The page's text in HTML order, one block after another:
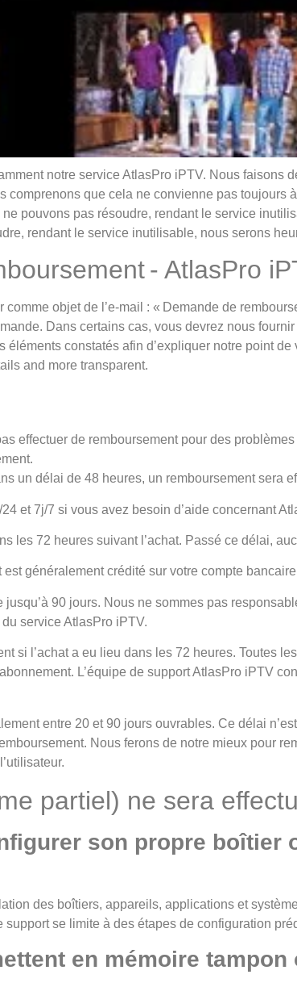
notre service AtlasPro iPTV. Nous faisons
que cela ne convienne pas toujours
pouvons pas résoudre, rendant le service
rendant le service inutilisable, nous serons
- AtlasPro
objet de l’e-mail : « Demande de
Dans certains cas, vous devrez nous
constatés afin d’expliquer notre point
and more transparent.
effectuer de remboursement pour des
un délai de 48 heures, un remboursement sera
et 7j/7 si vous avez besoin d’aide concernant
les 72 heures suivant l’achat. Passé ce délai,
généralement crédité sur votre compte
90 jours. Nous ne sommes pas
service AtlasPro iPTV.
si l’achat a eu lieu dans les 72 heures. Toutes
L’équipe de support AtlasPro iPTV
entre 20 et 90 jours ouvrables. Ce délai
Nous ferons de notre mieux pour
partiel) ne sera
son propre boîtier
des boîtiers, appareils, applications et
se limite à des étapes de configuration
en mémoire